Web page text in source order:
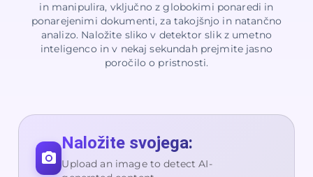
in manipulira, vključno z globokimi ponaredi in
ponarejenimi dokumenti, za takojšnjo in natančno
analizo. Naložite sliko v detektor slik z umetno
inteligenco in v nekaj sekundah prejmite jasno
poročilo o pristnosti.
Naložite svojega:
Upload an image to detect AI-